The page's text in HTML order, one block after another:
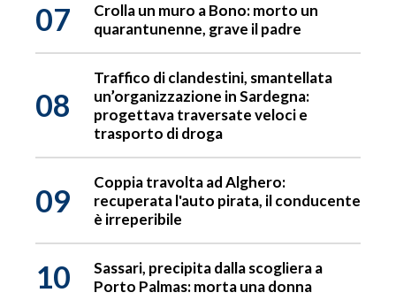
07
Crolla un muro a Bono: morto un
quarantunenne, grave il padre
08
Traffico di clandestini, smantellata
un’organizzazione in Sardegna:
progettava traversate veloci e
trasporto di droga
09
Coppia travolta ad Alghero:
recuperata l'auto pirata, il conducente
è irreperibile
10
Sassari, precipita dalla scogliera a
Porto Palmas: morta una donna